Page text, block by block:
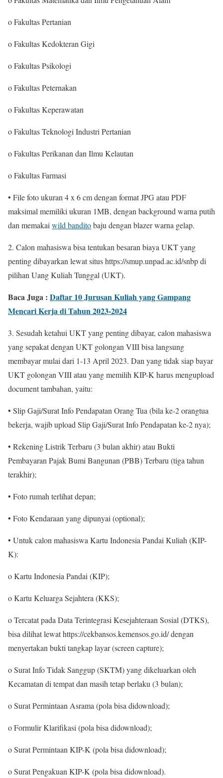
o Fakultas Pertanian
o Fakultas Kedokteran Gigi
o Fakultas Psikologi
o Fakultas Peternakan
o Fakultas Keperawatan
o Fakultas Teknologi Industri Pertanian
o Fakultas Perikanan dan Ilmu Kelautan
o Fakultas Farmasi
• File foto ukuran 4 x 6 cm dengan format JPG atau PDF
maksimal memiliki ukuran 1MB, dengan background warna putih
dan memakaiwild banditobaju dengan blazer warna gelap.
2. Calon mahasiswa bisa tentukan besaran biaya UKT yang
penting dibayarkan lewat situs https://smup.unpad.ac.id/snbp di
pilihan Uang Kuliah Tunggal (UKT).
Baca Juga : Daftar 10 Jurusan Kuliah yang Gampang
Mencari Kerja di Tahun 2023-2024
3. Sesudah ketahui UKT yang penting dibayar, calon mahasiswa
yang sepakat dengan UKT golongan VIII bisa langsung
membayar mulai dari 1-13 April 2023. Dan yang tidak siap bayar
UKT golongan VIII atau yang memilih KIP-K harus mengupload
document tambahan, yaitu:
• Slip Gaji/Surat Info Pendapatan Orang Tua (bila ke-2 orangtua
bekerja, wajib upload Slip Gaji/Surat Info Pendapatan ke-2 nya);
• Rekening Listrik Terbaru (3 bulan akhir) atau Bukti
Pembayaran Pajak Bumi Bangunan (PBB) Terbaru (tiga tahun
terakhir);
• Foto rumah terlihat depan;
• Foto Kendaraan yang dipunyai (optional);
• Untuk calon mahasiswa Kartu Indonesia Pandai Kuliah (KIP-
K):
o Kartu Indonesia Pandai (KIP);
o Kartu Keluarga Sejahtera (KKS);
o Tercatat pada Data Terintegrasi Kesejahteraan Sosial (DTKS),
bisa dilihat lewat https://cekbansos.kemensos.go.id/ dengan
menyertakan bukti tangkap layar (screen capture);
o Surat Info Tidak Sanggup (SKTM) yang dikeluarkan oleh
Kecamatan di tempat dan masih tetap berlaku (3 bulan);
o Surat Permintaan Asrama (pola bisa didownload);
o Formulir Klarifikasi (pola bisa didownload);
o Surat Permintaan KIP-K (pola bisa didownload);
o Surat Pengakuan KIP-K (pola bisa didownload).